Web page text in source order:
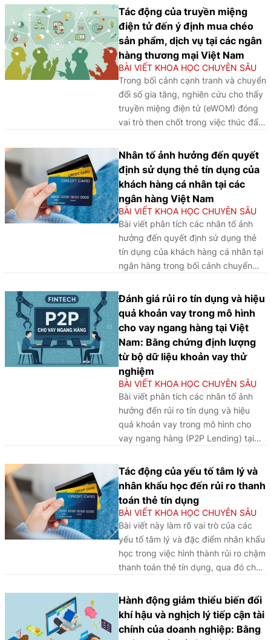
thời dự báo xu hướng nợ xấu cho giai
đoạn tới trong bối cảnh điều hành
chính sách tiền tệ dưới các kịch bản
khác nhau.
Tác động của truyền miệng
điện tử đến ý định mua chéo
sản phẩm, dịch vụ tại các ngân
hàng thương mại Việt Nam
BÀI VIẾT KHOA HỌC CHUYÊN SÂU
Trong bối cảnh cạnh tranh và chuyển
đổi số gia tăng, nghiên cứu cho thấy
truyền miệng điện tử (eWOM) đóng
vai trò then chốt trong việc thúc đẩy
tại các ngân hàng Việt Nam, thông
qua việc củng cố niềm tin và hình
ảnh thương hiệu, qua đó gợi mở
nhiều hàm ý quan trọng cho chiến
lược phát triển khách hàng và đa
dạng hóa dịch vụ.
Nhân tố ảnh hưởng đến quyết
định sử dụng thẻ tín dụng của
khách hàng cá nhân tại các
ngân hàng Việt Nam
BÀI VIẾT KHOA HỌC CHUYÊN SÂU
Bài viết phân tích các nhân tố ảnh
hưởng đến quyết định sử dụng thẻ
tín dụng của khách hàng cá nhân tại
ngân hàng trong bối cảnh chuyển
ngân hàng số, khả năng kiểm soát
tài chính và mức độ số hóa dịch vụ
đang trở thành những yếu tố then
chốt thúc đẩy hành vi tiêu dùng tài
chính hiện đại.
Đánh giá rủi ro tín dụng và hiệu
quả khoản vay trong mô hình
cho vay ngang hàng tại Việt
Nam: Bằng chứng định lượng
từ bộ dữ liệu khoản vay thử
nghiệm
BÀI VIẾT KHOA HỌC CHUYÊN SÂU
Bài viết phân tích các nhân tố ảnh
hưởng đến rủi ro tín dụng và hiệu
quả khoản vay trong mô hình cho
vay ngang hàng (P2P Lending) tại
cơ sở thực nghiệm và đề xuất các
hàm ý chính sách đối với quản lý và
phát triển mô hình này trong thời
gian tới.
Tác động của yếu tố tâm lý và
nhân khẩu học đến rủi ro thanh
toán thẻ tín dụng
BÀI VIẾT KHOA HỌC CHUYÊN SÂU
Bài viết này làm rõ vai trò của các
yếu tố tâm lý và đặc điểm nhân khẩu
học trong việc hình thành rủi ro chậm
thanh toán thẻ tín dụng, qua đó cho
nhận rủi ro tài chính, cùng với các
yếu tố như hôn nhân, học vấn, nghề
nghiệp và thu nhập, có ảnh hưởng
đáng kể đến khả năng trả nợ của
Hành động giảm thiểu biến đổi
khí hậu và nghịch lý tiếp cận tài
chính của doanh nghiệp: Bằng